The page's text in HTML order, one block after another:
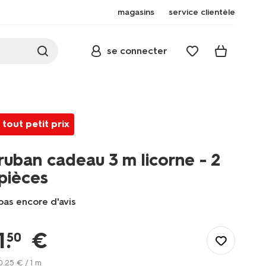
magasins service clientèle
se connecter
tout petit prix
cadeau 3 m licorne - 2
encore d'avis
tape/ruban-
.
50 €
.25 € / 1 m